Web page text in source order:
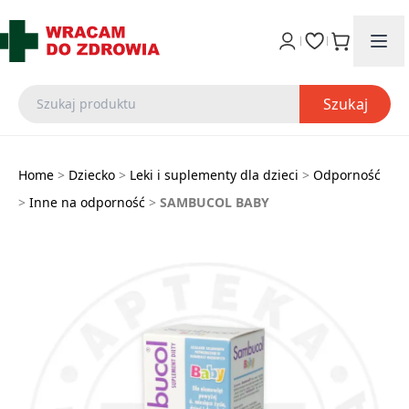
Szukaj
Home > Dziecko > Leki i suplementy dla dzieci > Odporność
> Inne na odporność > SAMBUCOL BABY